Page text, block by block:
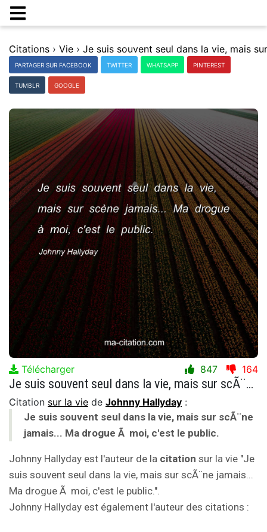
Citations › Vie ›
PARTAGER SUR FACEBOOK TWITTER WHATSAPP PINTEREST
TUMBLR GOOGLE
Télécharger 847 164
Je suis souvent seul dans la vie, mais sur scÃ¨ne jamais... Ma drogue Ã moi, c'est le public.
Citation sur la vie de Johnny Hallyday :
Je suis souvent seul dans la vie, mais sur scÃ¨ne
jamais... Ma drogue Ã moi, c'est le public.
Johnny Hallyday est l'auteur de la citation sur la vie "Je
suis souvent seul dans la vie, mais sur scÃ¨ne jamais...
Ma drogue Ã moi, c'est le public.".
Johnny Hallyday est également l'auteur des citations :